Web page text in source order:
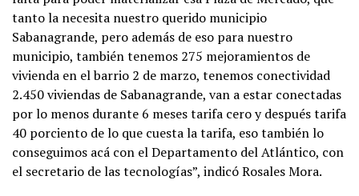
tanto la necesita nuestro querido municipio
Sabanagrande, pero además de eso para nuestro
municipio, también tenemos 275 mejoramientos de
vivienda en el barrio 2 de marzo, tenemos conectividad
2.450 viviendas de Sabanagrande, van a estar conectadas
por lo menos durante 6 meses tarifa cero y después tarifa
40 porciento de lo que cuesta la tarifa, eso también lo
conseguimos acá con el Departamento del Atlántico, con
el secretario de las tecnologías”, indicó Rosales Mora.